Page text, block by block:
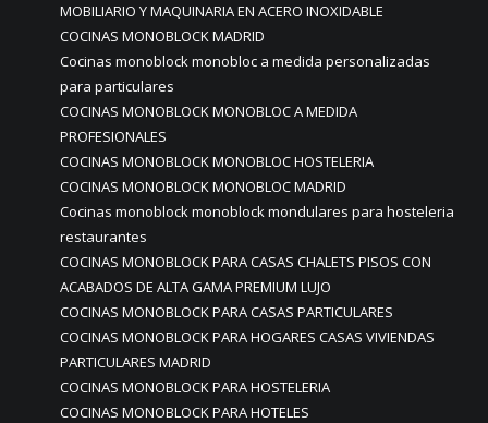
MOBILIARIO Y MAQUINARIA EN ACERO INOXIDABLE
COCINAS MONOBLOCK MADRID
Cocinas monoblock monobloc a medida personalizadas
para particulares
COCINAS MONOBLOCK MONOBLOC A MEDIDA
PROFESIONALES
COCINAS MONOBLOCK MONOBLOC HOSTELERIA
COCINAS MONOBLOCK MONOBLOC MADRID
Cocinas monoblock monoblock mondulares para hosteleria
restaurantes
COCINAS MONOBLOCK PARA CASAS CHALETS PISOS CON
ACABADOS DE ALTA GAMA PREMIUM LUJO
COCINAS MONOBLOCK PARA CASAS PARTICULARES
COCINAS MONOBLOCK PARA HOGARES CASAS VIVIENDAS
PARTICULARES MADRID
COCINAS MONOBLOCK PARA HOSTELERIA
COCINAS MONOBLOCK PARA HOTELES